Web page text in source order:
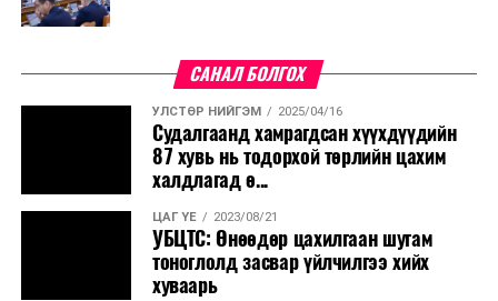
САНАЛ БОЛГОХ
УЛСТӨР НИЙГЭМ 2025/04/16
Судалгаанд хамрагдсан хүүхдүүдийн
87 хувь нь тодорхой төрлийн цахим
халдлагад ө...
ЦАГ ҮЕ 2023/08/21
УБЦТС: Өнөөдөр цахилгаан шугам
тоноглолд засвар үйлчилгээ хийх
хуваарь